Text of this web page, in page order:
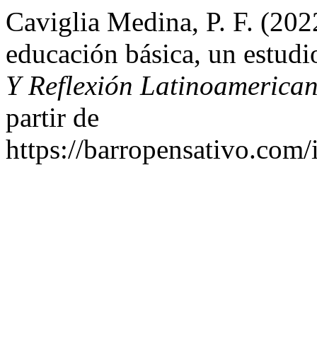
Caviglia Medina, P. F.
educación básica, un
Y Reflexión
partir de
https://